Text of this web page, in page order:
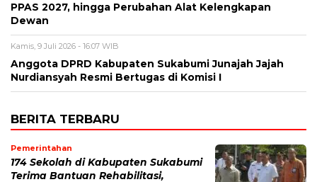
PPAS 2027, hingga Perubahan Alat Kelengkapan
Dewan
Kamis, 9 Juli 2026 - 16:07 WIB
Anggota DPRD Kabupaten Sukabumi Junajah Jajah
Nurdiansyah Resmi Bertugas di Komisi I
BERITA TERBARU
Pemerintahan
174 Sekolah di Kabupaten Sukabumi
Terima Bantuan Rehabilitasi,